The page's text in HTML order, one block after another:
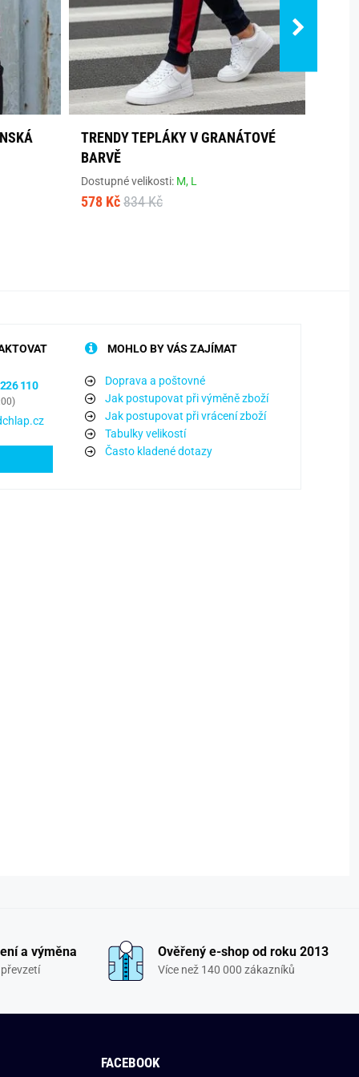
TRENDY TEPLÁKY V GRANÁTOVÉ
BARVĚ
Dostupné velikosti: M, L
578 Kč 834 Kč
110
MOHLO BY VÁS ZAJÍMAT
Doprava a poštovné
Jak postupovat při výměně zboží
Jak postupovat při vrácení zboží
Tabulky velikostí
Často kladené dotazy
a výměna Ověřený e-shop od roku 2013
Více než 140 000 zákazníků
FACEBOOK